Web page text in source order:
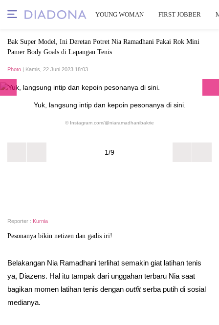
YOUNG WOMAN FIRST JOBBER
Bak Super Model, Ini Deretan Potret Nia Ramadhani Pakai Rok Mini
Pamer Body Goals di Lapangan Tenis
Photo | Kamis, 22 Juni 2023 18:03
Yuk, langsung intip dan kepoin pesonanya di sini.
© Instagram.com/@niaramadhanibakrie
1/9
Reporter : Kurnia
Pesonanya bikin netizen dan gadis iri!
Belakangan Nia Ramadhani terlihat semakin giat latihan tenis
ya, Diazens. Hal itu tampak dari unggahan terbaru Nia saat
bagikan momen latihan tenis dengan outfitserba putih di sosial
medianya.